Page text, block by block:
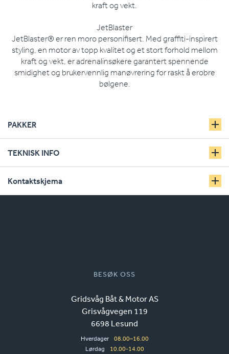
kraft og vekt.
JetBlaster
JetBlaster® er ren moro personifisert. Med graffiti-inspirert
styling, en motor av topp kvalitet og et stort forhold mellom
kraft og vekt, er adrenalinsøkere garantert spennende
smidighet og brukervennlig manøvrering for raskt å erobre
bølgene.
PAKKER
TEKNISK INFO
Kontaktskjema
BESØK OSS
Gridsvåg Båt & Motor AS
Grisvågvegen 119
6698 Lesund
Hverdager
08.00–16.00
Lørdag
10.00-14.00